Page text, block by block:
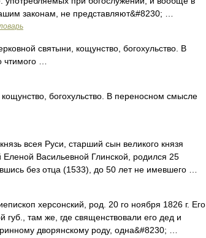
законам, не представляют&#8230; …
святыни, кощунство, богохульство. В
чтимого …
богохульство. В переносном смысле
всея Руси, старший сын великого князя
Еленой Васильевной Глинской, родился 25
без отца (1533), до 50 лет не имевшего …
херсонский, род. 20 го ноября 1826 г. Его
там же, где священствовали его дед и
дворянскому роду, одна&#8230; …